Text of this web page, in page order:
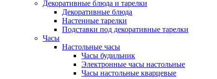
Декоративные блюда и тарелки
Декоративные блюда
Настенные тарелки
Подставки под декоративные тарелки
Часы
Настольные часы
Часы будильник
Электронные часы настольные
Часы настольные кварцевые